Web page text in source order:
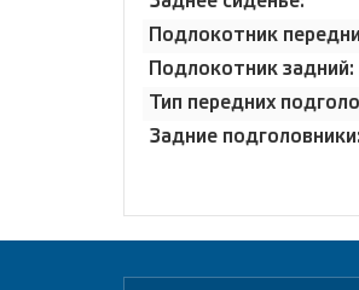
Подлокотник
Подлокотник задний:
Тип передних
Задние подголовники: